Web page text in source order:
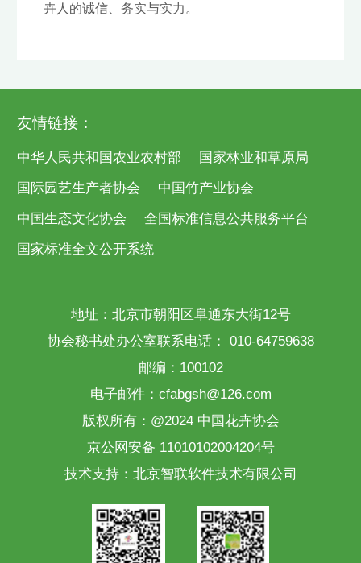
卉人的诚信、务实与实力。
友情链接：
中华人民共和国农业农村部
国家林业和草原局
国际园艺生产者协会
中国竹产业协会
中国生态文化协会
全国标准信息公共服务平台
国家标准全文公开系统
地址：北京市朝阳区阜通东大街12号
协会秘书处办公室联系电话： 010-64759638
邮编：100102
电子邮件：cfabgsh@126.com
版权所有：@2024 中国花卉协会
京公网安备 11010102004204号
技术支持： 北京智联软件技术有限公司